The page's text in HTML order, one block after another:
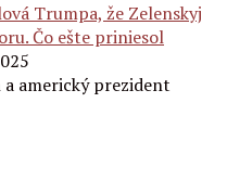
Trumpa, že Zelenskyj
Čo ešte priniesol
americký prezident